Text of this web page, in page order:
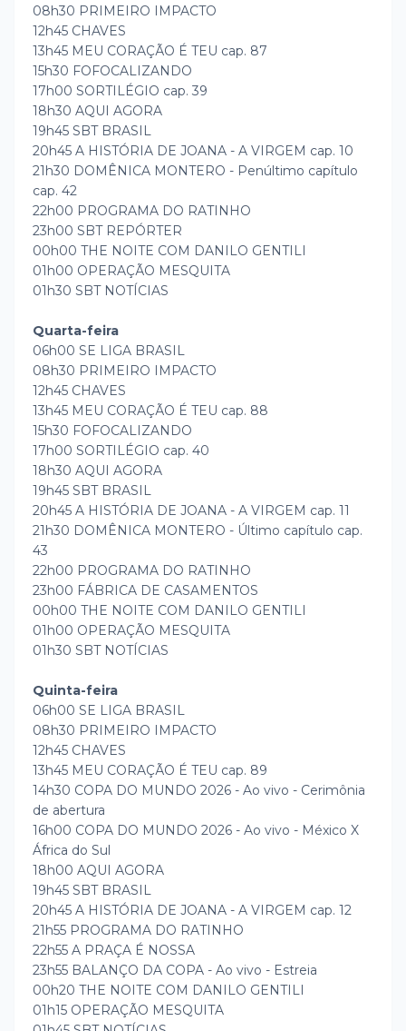
08h30 PRIMEIRO IMPACTO
12h45 CHAVES
13h45 MEU CORAÇÃO É TEU cap. 87
15h30 FOFOCALIZANDO
17h00 SORTILÉGIO cap. 39
18h30 AQUI AGORA
19h45 SBT BRASIL
20h45 A HISTÓRIA DE JOANA - A VIRGEM cap. 10
21h30 DOMÊNICA MONTERO - Penúltimo capítulo
cap. 42
22h00 PROGRAMA DO RATINHO
23h00 SBT REPÓRTER
00h00 THE NOITE COM DANILO GENTILI
01h00 OPERAÇÃO MESQUITA
01h30 SBT NOTÍCIAS
Quarta-feira
06h00 SE LIGA BRASIL
08h30 PRIMEIRO IMPACTO
12h45 CHAVES
13h45 MEU CORAÇÃO É TEU cap. 88
15h30 FOFOCALIZANDO
17h00 SORTILÉGIO cap. 40
18h30 AQUI AGORA
19h45 SBT BRASIL
20h45 A HISTÓRIA DE JOANA - A VIRGEM cap. 11
21h30 DOMÊNICA MONTERO - Último capítulo cap.
43
22h00 PROGRAMA DO RATINHO
23h00 FÁBRICA DE CASAMENTOS
00h00 THE NOITE COM DANILO GENTILI
01h00 OPERAÇÃO MESQUITA
01h30 SBT NOTÍCIAS
Quinta-feira
06h00 SE LIGA BRASIL
08h30 PRIMEIRO IMPACTO
12h45 CHAVES
13h45 MEU CORAÇÃO É TEU cap. 89
14h30 COPA DO MUNDO 2026 - Ao vivo - Cerimônia
de abertura
16h00 COPA DO MUNDO 2026 - Ao vivo - México X
África do Sul
18h00 AQUI AGORA
19h45 SBT BRASIL
20h45 A HISTÓRIA DE JOANA - A VIRGEM cap. 12
21h55 PROGRAMA DO RATINHO
22h55 A PRAÇA É NOSSA
23h55 BALANÇO DA COPA - Ao vivo - Estreia
00h20 THE NOITE COM DANILO GENTILI
01h15 OPERAÇÃO MESQUITA